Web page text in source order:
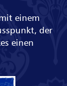
einem
der
einen